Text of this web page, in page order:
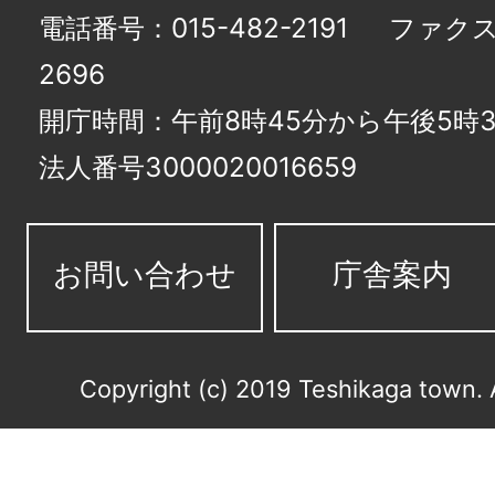
電話番号：015-482-2191
ファク
2696
開庁時間：午前8時45分から午後5時
法人番号3000020016659
お問い合わせ 庁舎案内
Copyright (c) 2019 Teshikaga town.